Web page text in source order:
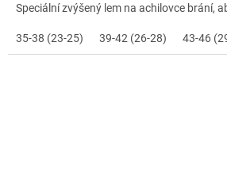
Speciální zvýšený lem na achilovce brání,
35-38 (23-25) 39-42 (26-28) 43-46